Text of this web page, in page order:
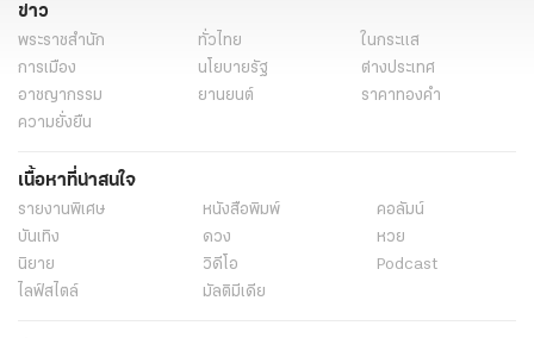
ข่าว
พระราชสำนัก ทั่วไทย
ในกระแส
การเมือง
นโยบายรัฐ
ต่างประเทศ
อาชญากรรม
ยานยนต์
ราคาทองคำ
ความยั่งยืน
เนื้อหาที่น่าสนใจ
รายงานพิเศษ หนังสือพิมพ์
คอลัมน์
บันเทิง
ดวง
หวย
นิยาย
วิดีโอ
Podcast
ไลฟ์สไตล์
มัลติมีเดีย